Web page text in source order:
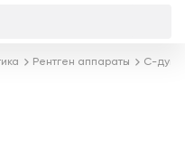
Рентген аппараты С-дуги